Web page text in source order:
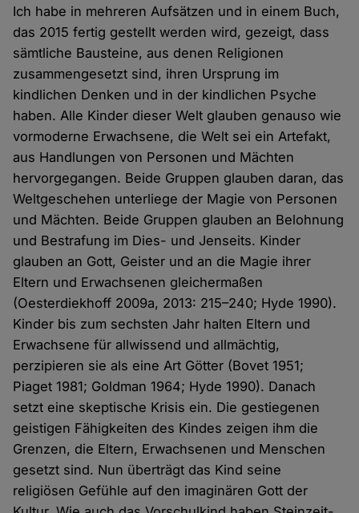
Ich habe in mehreren Aufsätzen und in einem Buch,
das 2015 fertig gestellt werden wird, gezeigt, dass
sämtliche Bausteine, aus denen Religionen
zusammengesetzt sind, ihren Ursprung im
kindlichen Denken und in der kindlichen Psyche
haben. Alle Kinder dieser Welt glauben genauso wie
vormoderne Erwachsene, die Welt sei ein Artefakt,
aus Handlungen von Personen und Mächten
hervorgegangen. Beide Gruppen glauben daran, das
Weltgeschehen unterliege der Magie von Personen
und Mächten. Beide Gruppen glauben an Belohnung
und Bestrafung im Dies- und Jenseits. Kinder
glauben an Gott, Geister und an die Magie ihrer
Eltern und Erwachsenen gleichermaßen
(Oesterdiekhoff 2009a, 2013: 215–240; Hyde 1990).
Kinder bis zum sechsten Jahr halten Eltern und
Erwachsene für allwissend und allmächtig,
perzipieren sie als eine Art Götter (Bovet 1951;
Piaget 1981; Goldman 1964; Hyde 1990). Danach
setzt eine skeptische Krisis ein. Die gestiegenen
geistigen Fähigkeiten des Kindes zeigen ihm die
Grenzen, die Eltern, Erwachsenen und Menschen
gesetzt sind. Nun überträgt das Kind seine
religiösen Gefühle auf den imaginären Gott der